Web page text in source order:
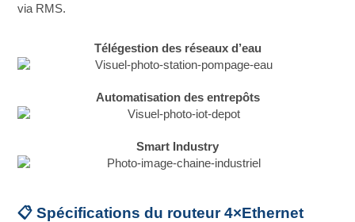
via RMS.
Télégestion des réseaux d’eau
Automatisation des entrepôts
Smart Industry
📋 Spécifications du routeur 4×Ethernet